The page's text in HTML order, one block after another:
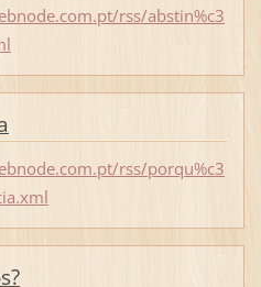
rss/abstin%c3
rss/porqu%c3